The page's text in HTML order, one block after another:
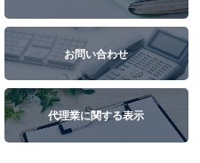
お問い合わせ
代理業に関する表示